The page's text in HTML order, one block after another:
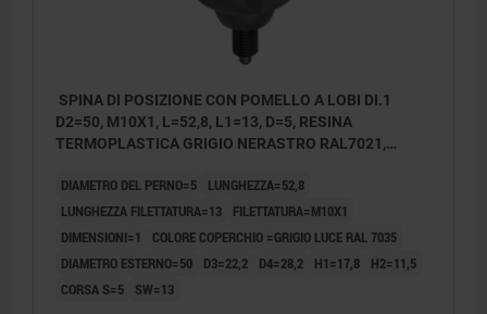
SPINA DI POSIZIONE CON POMELLO A LOBI DI.1
D2=50, M10X1, L=52,8, L1=13, D=5, RESINA
TERMOPLASTICA GRIGIO NERASTRO RAL7021,
COPERCHIO:GRIGIO RAL7035
DIAMETRO DEL PERNO=5
LUNGHEZZA=52,8
LUNGHEZZA FILETTATURA=13
FILETTATURA=M10X1
DIMENSIONI=1
COLORE COPERCHIO =GRIGIO LUCE RAL 7035
DIAMETRO ESTERNO=50
D3=22,2 D4=28,2 H1=17,8
H2=11,5
CORSA S=5
SW=13